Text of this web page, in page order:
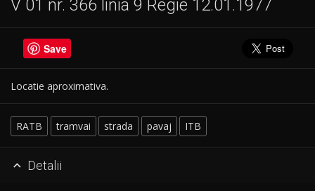
V 01 nr. 366 linia 9 Regie 12.01.1977
Save
Locatie aproximativa.
RATB tramvai strada pavaj ITB
 Detalii